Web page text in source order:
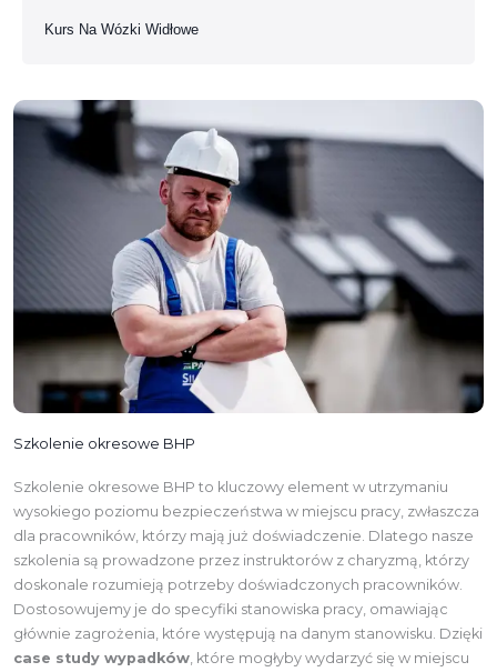
Kurs Na Wózki Widłowe
Szkolenie okresowe BHP
Szkolenie okresowe BHP to kluczowy element w utrzymaniu
wysokiego poziomu bezpieczeństwa w miejscu pracy, zwłaszcza
dla pracowników, którzy mają już doświadczenie. Dlatego nasze
szkolenia są prowadzone przez instruktorów z charyzmą, którzy
doskonale rozumieją potrzeby doświadczonych pracowników.
Dostosowujemy je do specyfiki stanowiska pracy, omawiając
głównie zagrożenia, które występują na danym stanowisku. Dzięki
case study wypadków , które mogłyby wydarzyć się w miejscu